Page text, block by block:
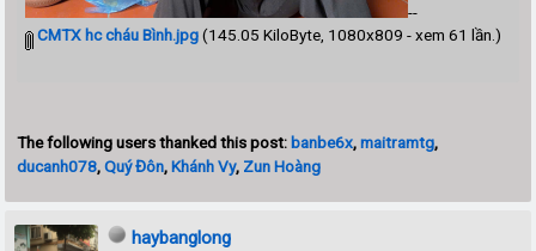
--
CMTX hc cháu Bình.jpg(145.05 KiloByte, 1080x809 - xem 61 lần.)
The following users thanked this post: banbe6x,maitramtg,
ducanh078,Quý Đôn,Khánh Vy, Zun Hoàng
haybanglong